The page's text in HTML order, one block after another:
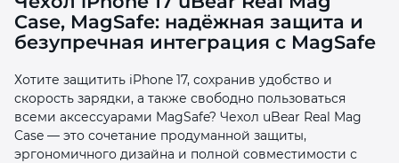
Case, MagSafe: надёжная защита и
безупречная интеграция с MagSafe
Хотите защитить iPhone 17, сохранив удобство и
скорость зарядки, а также свободно пользоваться
всеми аксессуарами MagSafe? Чехол uBear Real Mag
Case — это сочетание продуманной защиты,
эргономичного дизайна и полной совместимости с
раз в 2 недели